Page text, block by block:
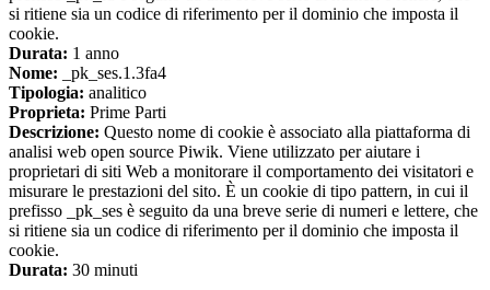
si ritiene sia un codice di riferimento per il dominio che imposta il
cookie.
Durata: 1 anno
Nome: _pk_ses.1.3fa4
Tipologia: analitico
Proprieta: Prime Parti
Descrizione: Questo nome di cookie è associato alla piattaforma di
analisi web open source Piwik. Viene utilizzato per aiutare i
proprietari di siti Web a monitorare il comportamento dei visitatori e
misurare le prestazioni del sito. È un cookie di tipo pattern, in cui il
prefisso _pk_ses è seguito da una breve serie di numeri e lettere, che
si ritiene sia un codice di riferimento per il dominio che imposta il
cookie.
Durata: 30 minuti